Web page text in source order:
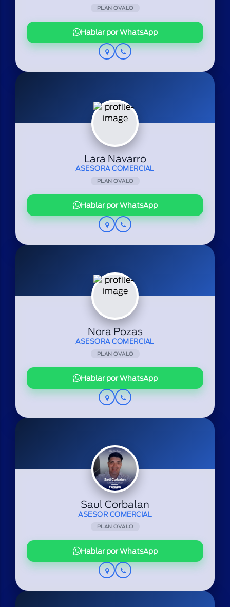
PLAN OVALO
Hablar por WhatsApp
Lara Navarro
PLAN OVALO
ASESORA COMERCIAL
Hablar por WhatsApp
Nora Pozas
PLAN OVALO
ASESORA COMERCIAL
Hablar por WhatsApp
Saul Corbalan
PLAN OVALO
ASESOR COMERCIAL
Hablar por WhatsApp